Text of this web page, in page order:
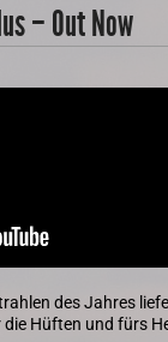
– Out Now
des Jahres
Hüften und fürs